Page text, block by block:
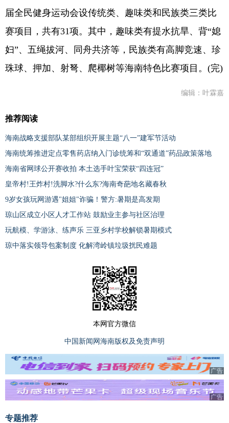
届全民健身运动会设传统类、趣味类和民族类三类比
赛项目，共有31项。其中，趣味类有提水抗旱、背“媳
妇”、五绳拔河、同舟共济等，民族类有高脚竞速、珍
珠球、押加、射弩、爬椰树等海南特色比赛项目。(完)
编辑：叶霖嘉
推荐阅读
海南战略支援部队某部组织开展主题“八一”建军节活动
海南统筹推进定点零售药店纳入门诊统筹和“双通道”药品政策落地
海南省网球公开赛收拍 本土选手叶宝荣获“四连冠”
皇帝村!王炸村!洗脚水?什么东?海南奇葩地名藏春秋
9岁女孩玩网游遇"姐姐"诈骗！警方:暑期是高发期
琼山区成立小区人才工作站 鼓励业主参与社区治理
玩航模、学游泳、练声乐 三亚乡村学校解锁暑期模式
琼中落实领导包案制度 化解湾岭镇垃圾扰民难题
本网官方微信
中国新闻网海南版权及免责声明
广告
广告
专题推荐